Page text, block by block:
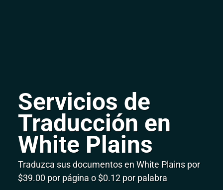
Servicios de
Traducción en
White Plains
Traduzca sus documentos en White Plains por
$39.00 por página o $0.12 por palabra